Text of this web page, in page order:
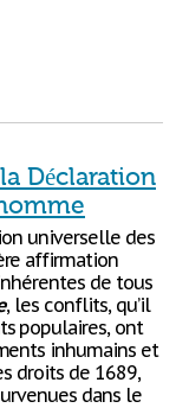
Déclaration
universelle des
affirmation
de tous
, les conflits, qu’il
populaires, ont
inhumains et
droits de 1689,
dans le